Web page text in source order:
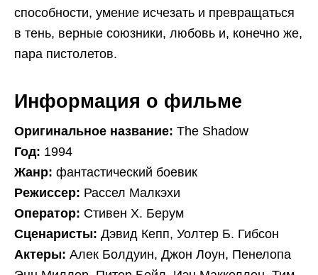
способности, умение исчезать и превращаться
в тень, верные союзники, любовь и, конечно же,
пара пистолетов.
Информация о фильме
Оригинальное название: The Shadow
Год: 1994
Жанр: фантастический боевик
Режиссер: Рассел Малкэхи
Оператор: Стивен Х. Берум
Сценаристы: Дэвид Кепп, Уолтер Б. Гибсон
Актеры: Алек Болдуин, Джон Лоун, Пенелопа